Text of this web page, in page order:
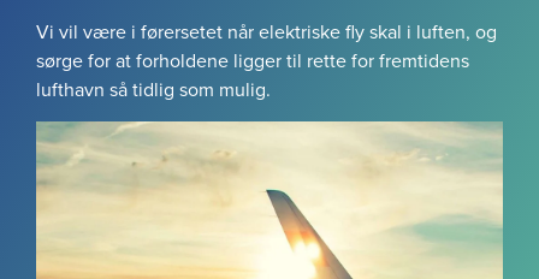
Vi vil være i førersetet når elektriske fly skal i luften, og
sørge for at forholdene ligger til rette for fremtidens
lufthavn så tidlig som mulig.